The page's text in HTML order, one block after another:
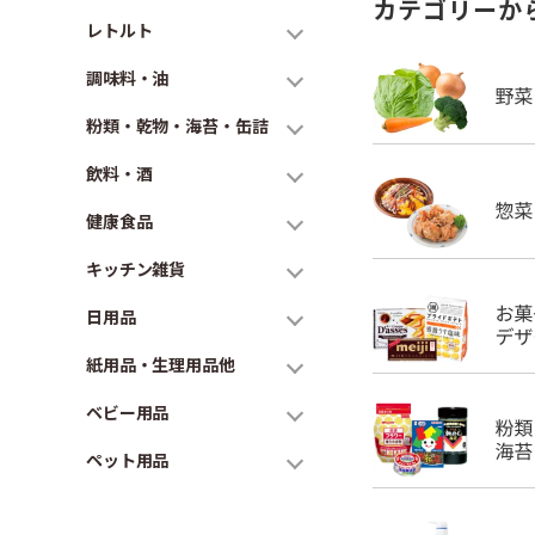
レトルト
調味料・油
粉類・乾物・海苔・缶詰
飲料・酒
健康食品
キッチン雑貨
日用品
紙用品・生理用品他
ベビー用品
ペット用品
カテゴリーか